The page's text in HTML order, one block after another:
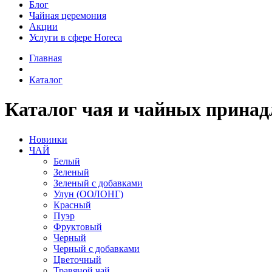
Блог
Чайная церемония
Акции
Услуги в сфере Horeca
Главная
Каталог
Каталог чая и чайных
Новинки
ЧАЙ
Белый
Зеленый
Зеленый с добавками
Улун (ООЛОНГ)
Красный
Пуэр
Фруктовый
Черный
Черный с добавками
Цветочный